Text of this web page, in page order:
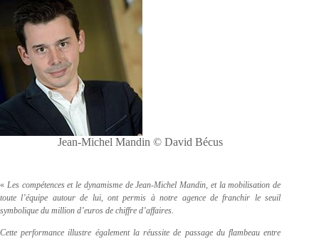
Jean-Michel Mandin © David Bécus
« Les compétences et le dynamisme de Jean-Michel Mandin, et la mobilisation de
toute l’équipe autour de lui, ont permis à notre agence de franchir le seuil
symbolique du million d’euros de chiffre d’affaires.
Cette performance illustre également la réussite de passage du flambeau entre